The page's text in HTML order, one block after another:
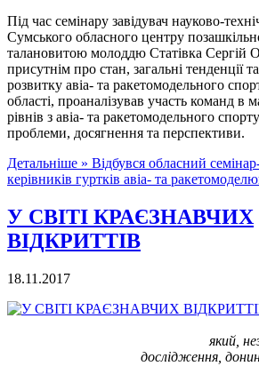
Під час семінару завідувач науково-
Сумського обласного центру
талановитою молоддю Статівка Сергій
присутнім про стан, загальні тенденції
розвитку авіа- та ракетомодельного
області, проаналізував участь команд в
рівнів з авіа- та ракетомодельного
проблеми, досягнення та перспективи.
Детальніше » Відбувся обласний
керівників гуртків авіа- та
У СВІТІ КРАЄЗНАВЧИХ
ВІДКРИТТІВ
18.11.2017
який,
дослідження,